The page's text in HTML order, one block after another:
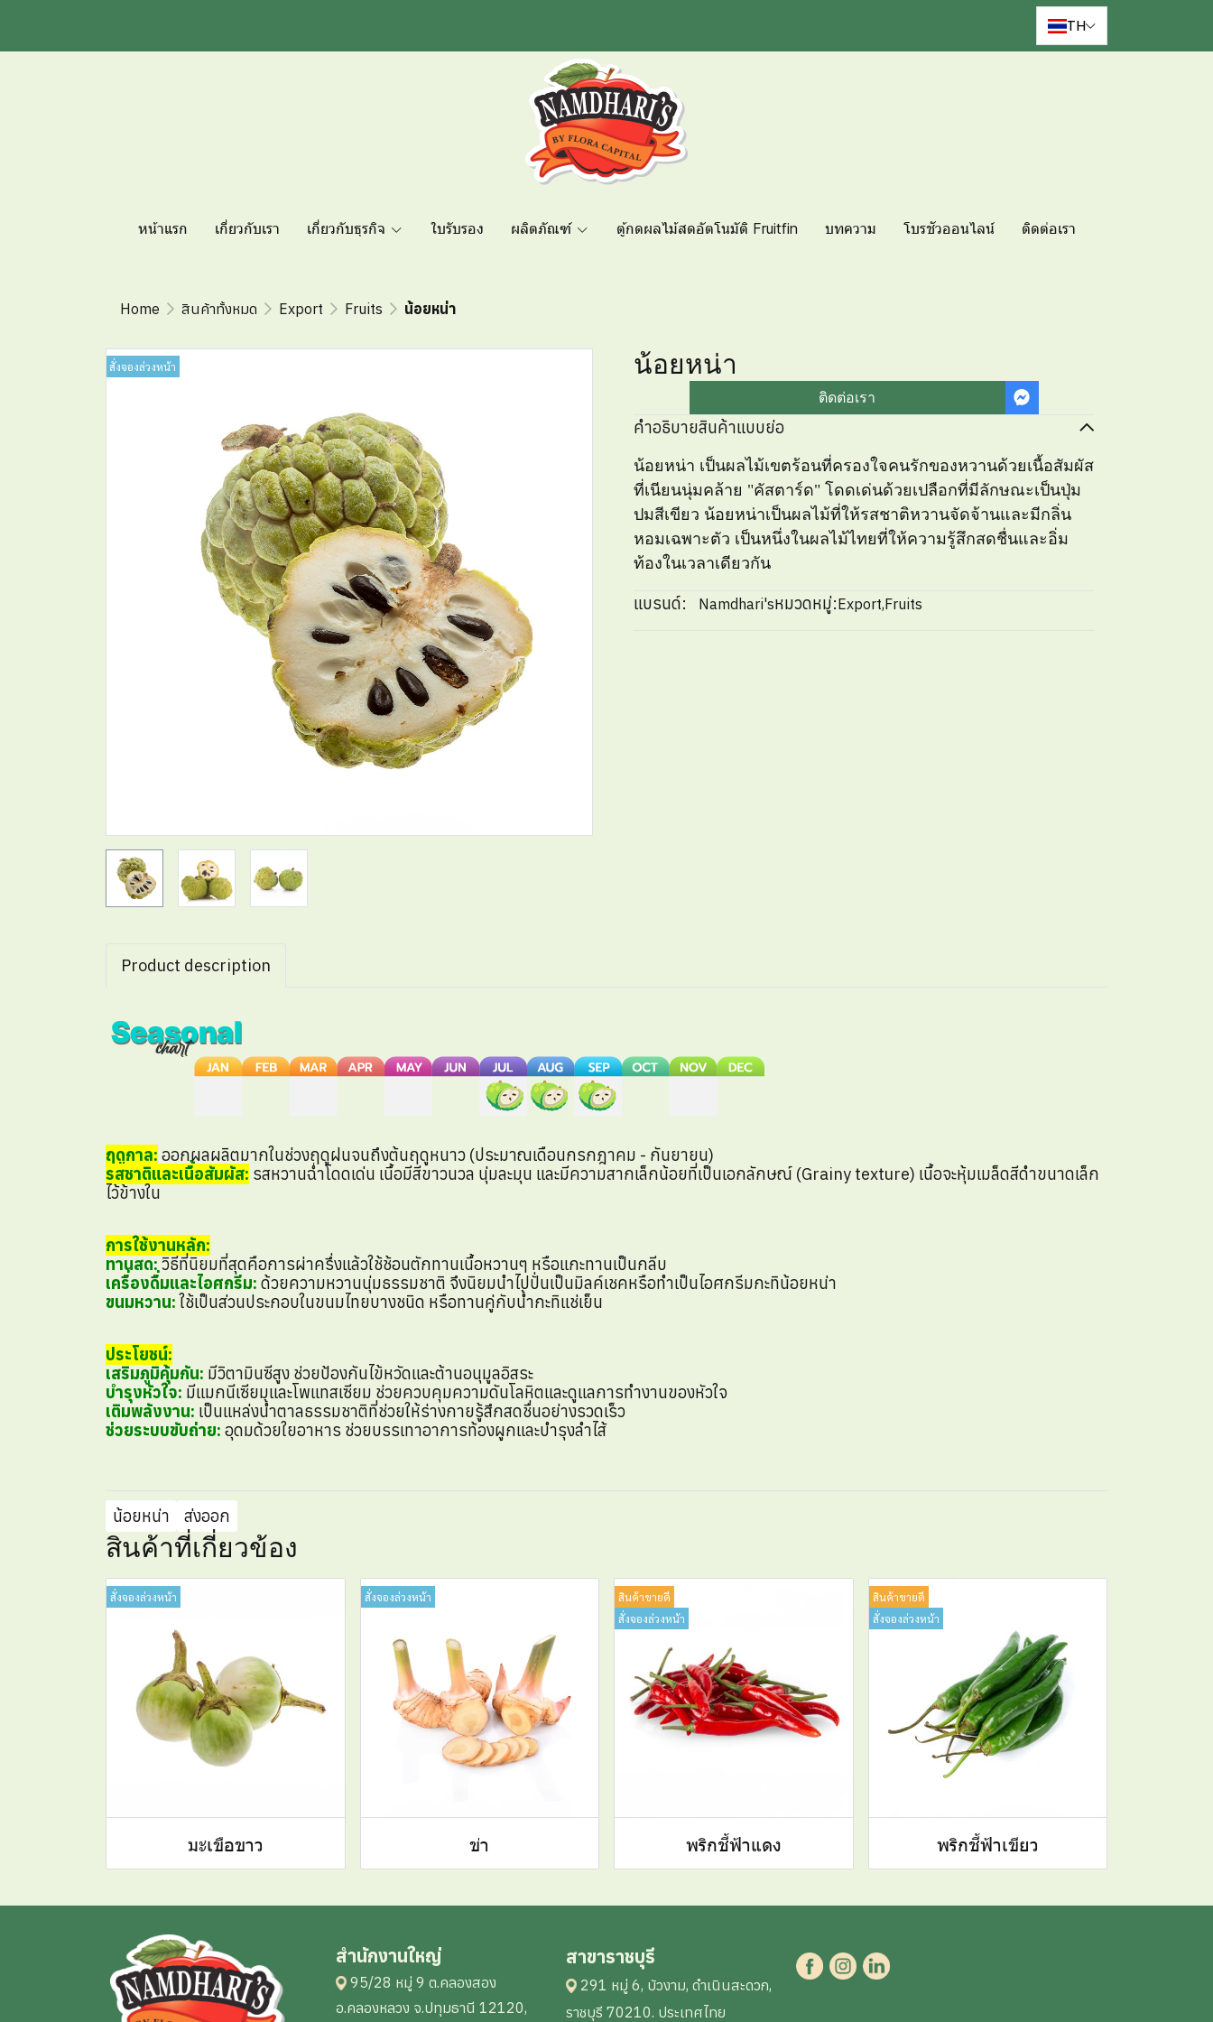
TH
หน้าแรก เกี่ยวกับเรา เกี่ยวกับธุรกิจ ใบรับรอง ผลิตภัณฑ์ ตู้กดผลไม้สดอัตโนมัติ Fruitfin บทความ โบรชัวออนไลน์ ติดต่อเรา
Home สินค้าทั้งหมด Export Fruits น้อยหน่า
สั่งจองล่วงหน้า น้อยหน่า
ติดต่อเรา
คำอธิบายสินค้าแบบย่อ
น้อยหน่า เป็นผลไม้เขตร้อนที่ครองใจคนรักของหวานด้วยเนื้อสัมผัส
ที่เนียนนุ่มคล้าย "คัสตาร์ด" โดดเด่นด้วยเปลือกที่มีลักษณะเป็นปุ่ม
ปมสีเขียว น้อยหน่าเป็นผลไม้ที่ให้รสชาติหวานจัดจ้านและมีกลิ่น
หอมเฉพาะตัว เป็นหนึ่งในผลไม้ไทยที่ให้ความรู้สึกสดชื่นและอิ่ม
ท้องในเวลาเดียวกัน
แบรนด์: Namdhari'sหมวดหมู่:Export,Fruits
Product description
ฤดูกาล: ออกผลผลิตมากในช่วงฤดูฝนจนถึงต้นฤดูหนาว (ประมาณเดือนกรกฎาคม - กันยายน)
รสชาติและเนื้อสัมผัส: รสหวานฉ่ำโดดเด่น เนื้อมีสีขาวนวล นุ่มละมุน และมีความสากเล็กน้อยที่เป็นเอกลักษณ์ (Grainy texture) เนื้อจะหุ้มเมล็ดสีดำขนาดเล็ก
ไว้ข้างใน
การใช้งานหลัก:
ทานสด: วิธีที่นิยมที่สุดคือการผ่าครึ่งแล้วใช้ช้อนตักทานเนื้อหวานๆ หรือแกะทานเป็นกลีบ
เครื่องดื่มและไอศกรีม: ด้วยความหวานนุ่มธรรมชาติ จึงนิยมนำไปปั่นเป็นมิลค์เชคหรือทำเป็นไอศกรีมกะทิน้อยหน่า
ขนมหวาน:ใช้เป็นส่วนประกอบในขนมไทยบางชนิด หรือทานคู่กับน้ำกะทิแช่เย็น
ประโยชน์:
เสริมภูมิคุ้มกัน: มีวิตามินซีสูง ช่วยป้องกันไข้หวัดและต้านอนุมูลอิสระ
บำรุงหัวใจ: มีแมกนีเซียมและโพแทสเซียม ช่วยควบคุมความดันโลหิตและดูแลการทำงานของหัวใจ
เติมพลังงาน: เป็นแหล่งน้ำตาลธรรมชาติที่ช่วยให้ร่างกายรู้สึกสดชื่นอย่างรวดเร็ว
ช่วยระบบขับถ่าย: อุดมด้วยใยอาหาร ช่วยบรรเทาอาการท้องผูกและบำรุงลำไส้
น้อยหน่า ส่งออก
สินค้าที่เกี่ยวข้อง
สั่งจองล่วงหน้า
มะเขือขาว
สั่งจองล่วงหน้า
ข่า
สินค้าขายดี
สั่งจองล่วงหน้า
พริกชี้ฟ้าแดง
สินค้าขายดี
สั่งจองล่วงหน้า
พริกชี้ฟ้าเขียว
สำนักงานใหญ่
95/28 หมู่ 9 ต.คลองสอง
อ.คลองหลวง จ.ปทุมธานี 12120,
สาขาราชบุรี
291 หมู่ 6, บัวงาม, ดำเนินสะดวก,
ราชบุรี 70210. ประเทศไทย